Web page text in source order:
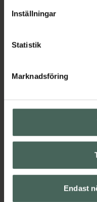
lagligheten av
Inställningar
Statistik
Marknadsföring
Endast
Kronans Apotek finns
datorn. Oavsett vem
med oss.
Kundservice
Kontakta oss
Hitta apotek
Leverans, betalning och
Kundklubb